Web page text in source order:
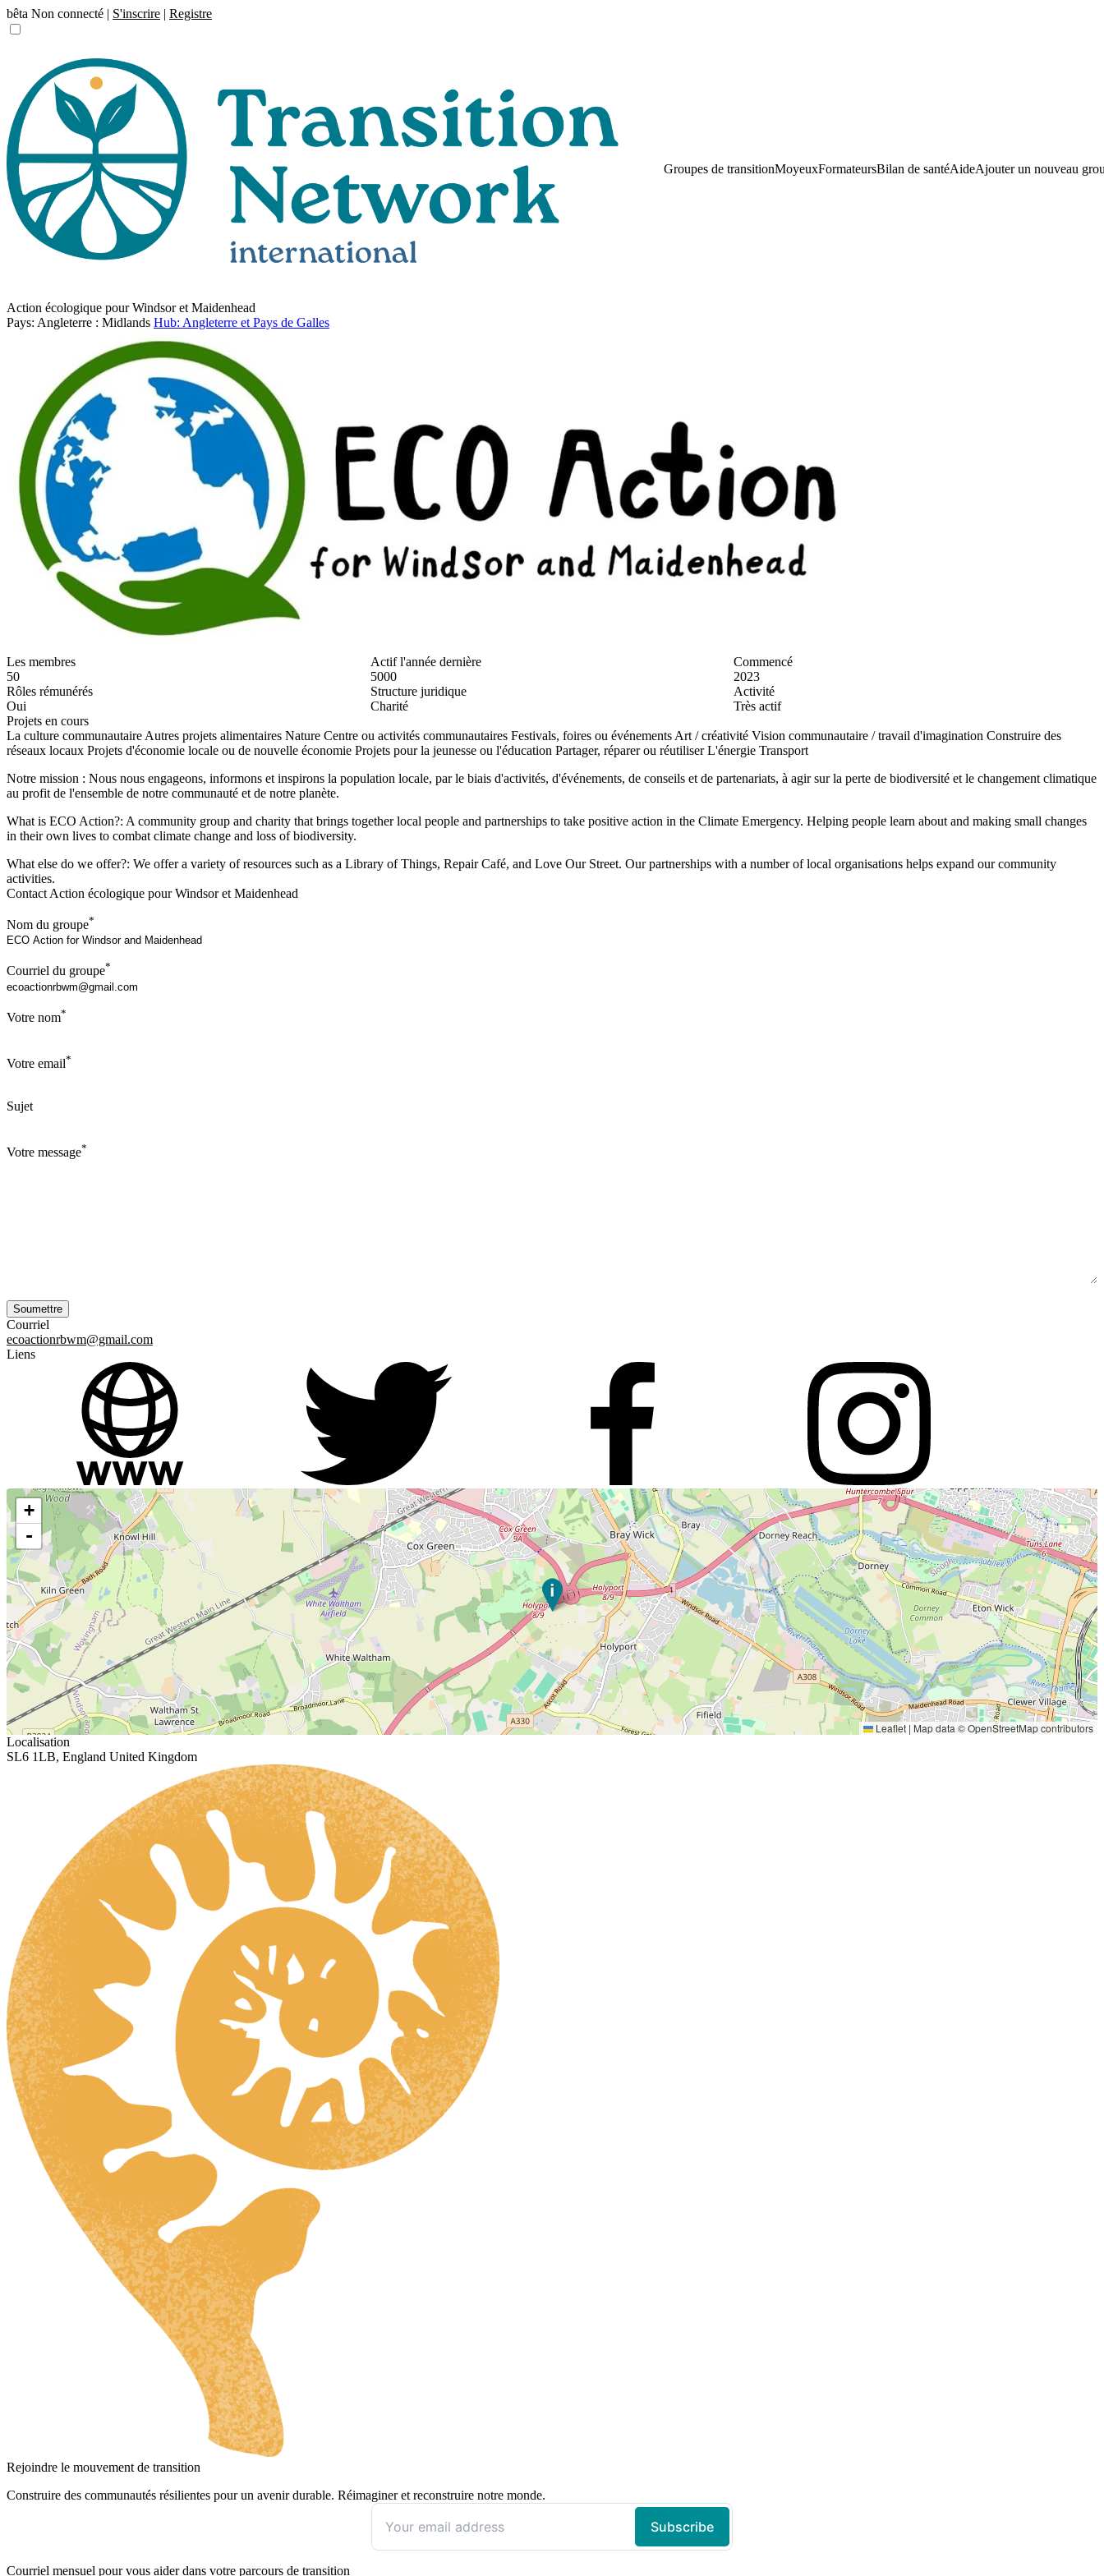
bêta Non connecté | S'inscrire | Registre
Groupes de transitionMoyeuxFormateursBilan de santéAideAjouter un nouveau
Action écologique pour Windsor et Maidenhead
Pays: Angleterre : Midlands Hub: Angleterre et Pays de Galles
Les membres
50
Actif l'année dernière
5000
Commencé
2023
Rôles rémunérés
Oui
Structure juridique
Charité
Activité
Très actif
Projets en cours
La culture communautaire Autres projets alimentaires Nature Centre ou activités communautaires Festivals, foires ou événements Art / créativité Vision communautaire / travail d'imagination Construire des
réseaux locaux Projets d'économie locale ou de nouvelle économie Projets pour la jeunesse ou l'éducation Partager, réparer ou réutiliser L'énergie Transport
Notre mission : Nous nous engageons, informons et inspirons la population locale, par le biais d'activités, d'événements, de conseils et de partenariats, à agir sur la perte de biodiversité et le changement climatique
au profit de l'ensemble de notre communauté et de notre planète.
What is ECO Action?: A community group and charity that brings together local people and partnerships to take positive action in the Climate Emergency. Helping people learn about and making small changes
in their own lives to combat climate change and loss of biodiversity.
What else do we offer?: We offer a variety of resources such as a Library of Things, Repair Café, and Love Our Street. Our partnerships with a number of local organisations helps expand our community
activities.
Contact Action écologique pour Windsor et Maidenhead
Nom du groupe*
Courriel du groupe*
Votre nom*
Votre email*
Sujet
Votre message*
Courriel
ecoactionrbwm@gmail.com
Liens
+
-
Leaflet | Map data ©OpenStreetMapcontributors
Localisation
SL6 1LB, England United Kingdom
Rejoindre le mouvement de transition
Construire des communautés résilientes pour un avenir durable. Réimaginer et reconstruire notre monde.
Courriel mensuel pour vous aider dans votre parcours de transition
ES_MX
IT
SV
UK
RU
ZH
HR